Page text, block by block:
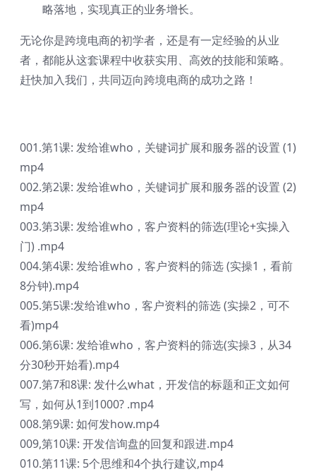
略落地，实现真正的业务增长。
无论你是跨境电商的初学者，还是有一定经验的从业
者，都能从这套课程中收获实用、高效的技能和策略。
赶快加入我们，共同迈向跨境电商的成功之路！
001.第1课: 发给谁who，关键词扩展和服务器的设置 (1)
mp4
002.第2课: 发给谁who，关键词扩展和服务器的设置 (2)
mp4
003.第3课: 发给谁who，客户资料的筛选(理论+实操入
门) .mp4
004.第4课: 发给谁who，客户资料的筛选 (实操1，看前
8分钟).mp4
005.第5课:发给谁who，客户资料的筛选 (实操2，可不
看)mp4
006.第6课: 发给谁who，客户资料的筛选(实操3，从34
分30秒开始看).mp4
007.第7和8课: 发什么what，开发信的标题和正文如何
写，如何从1到1000? .mp4
008.第9课: 如何发how.mp4
009,第10课: 开发信询盘的回复和跟进.mp4
010.第11课: 5个思维和4个执行建议,mp4